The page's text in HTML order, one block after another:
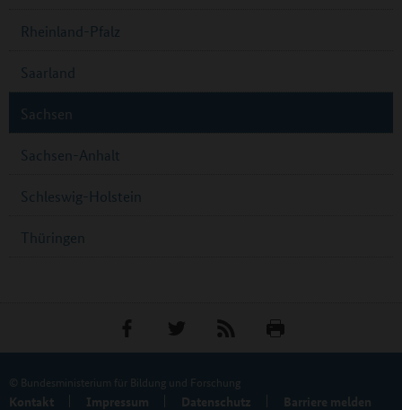
Rheinland-Pfalz
Saarland
Sachsen
Sachsen-Anhalt
Schleswig-Holstein
Thüringen
© Bundesministerium für Bildung und Forschung
Kontakt Impressum Datenschutz Barriere melden